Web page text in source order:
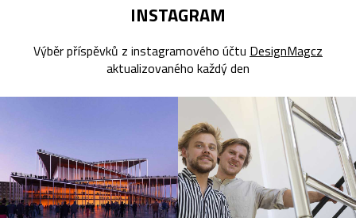
INSTAGRAM
Výběr příspěvků z instagramového účtu DesignMagcz
aktualizovaného každý den